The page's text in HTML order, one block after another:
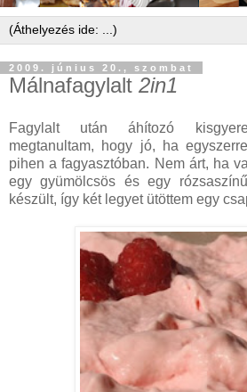
2009. június 20., szombat
Málnafagylalt 2in1
Fagylalt után áhítozó
megtanultam, hogy jó, ha
pihen a fagyasztóban. Nem árt, ha
egy gyümölcsös és egy
készült, így két legyet ütöttem egy